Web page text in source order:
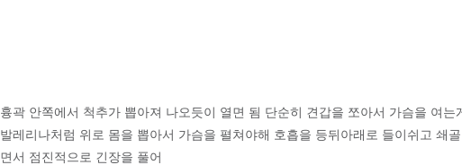
흉곽 안쪽에서 척추가 뽑아져 나오듯이 열면 됨 단순히 견갑을 쪼아서 가슴을 여는
발레리나처럼 위로 몸을 뽑아서 가슴을 펼쳐야해 호흡을 등뒤아래로 들이쉬고 쇄
면서 점진적으로 긴장을 풀어